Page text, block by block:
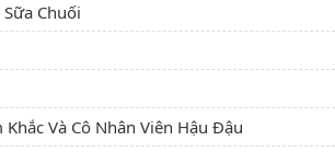
Chuối
Và Cô Nhân Viên Hậu Đậu